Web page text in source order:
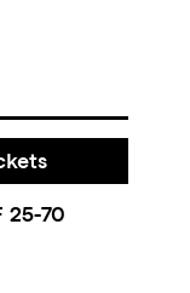
25-70